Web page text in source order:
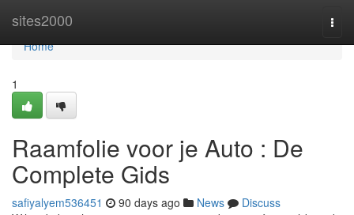
sites2000
Home
Home
1
Raamfolie voor je Auto : De
Complete Gids
safiyalyem536451 90 days ago News
Discuss